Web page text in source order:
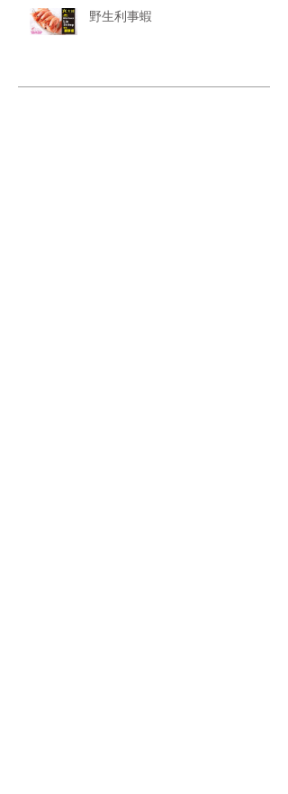
野生利事蝦